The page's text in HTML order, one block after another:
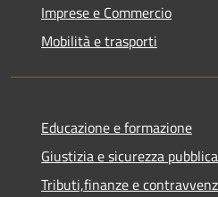
Imprese e Commercio
Mobilità e trasporti
Educazione e formazione
Giustizia e sicurezza pubblica
Tributi,finanze e